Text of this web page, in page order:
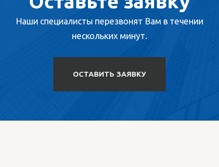
Наши специалисты перезвонят Вам в течении
нескольких минут.
ОСТАВИТЬ ЗАЯВКУ